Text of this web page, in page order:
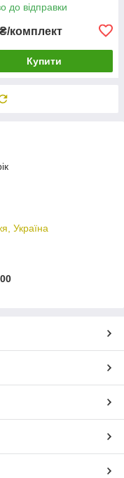
до відправки
₴/комплект
Купити
Україна